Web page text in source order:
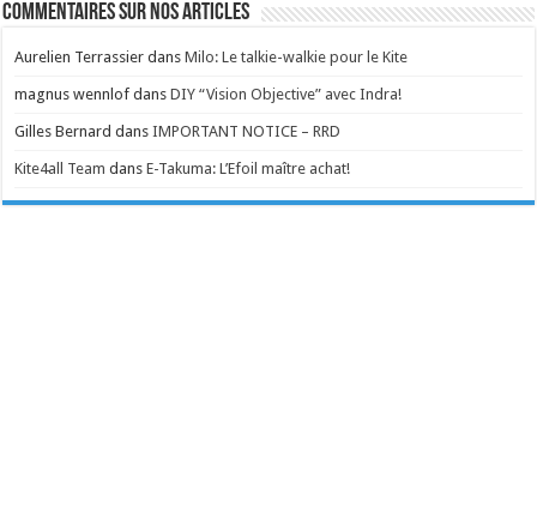
Commentaires sur nos articles
Aurelien Terrassier dansMilo: Le talkie-walkie pour le Kite
magnus wennlof dansDIY “Vision Objective” avec Indra!
Gilles Bernard dansIMPORTANT NOTICE – RRD
Kite4all Team dansE-Takuma: L’Efoil maître achat!